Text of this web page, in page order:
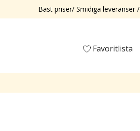
Bäst priser/ Smidiga leveranser
Favoritlista